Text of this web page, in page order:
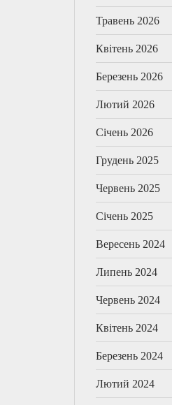
Травень 2026
Квітень 2026
Березень 2026
Лютий 2026
Січень 2026
Грудень 2025
Червень 2025
Січень 2025
Вересень 2024
Липень 2024
Червень 2024
Квітень 2024
Березень 2024
Лютий 2024